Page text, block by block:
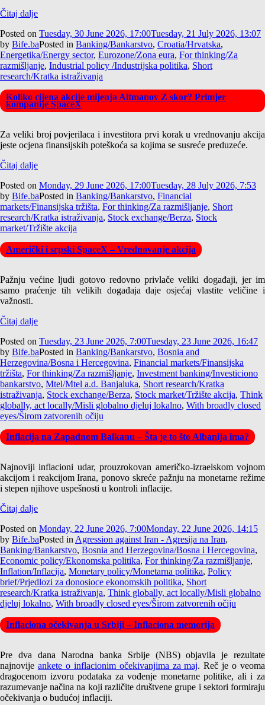
Čitaj dalje
Posted on Tuesday, 30 June 2026, 17:00Tuesday, 21 July 2026, 13:07
by Bife.baPosted in Banking/Bankarstvo, Croatia/Hrvatska,
Energetika/Energy sector, Eurozone/Zona eura, For thinking/Za
razmišljanje, Industrial policy /Industrijska politika, Short
research/Kratka istraživanja
Koliko cijena akcije mijenja Altmanov Z skor? Primjer
kompanije SpaceX
Za veliki broj povjerilaca i investitora prvi korak u vrednovanju akcija
jeste ocjena finansijskih poteškoća sa kojima se susreće preduzeće.
Čitaj dalje
Posted on Monday, 29 June 2026, 17:00Tuesday, 28 July 2026, 7:53
by Bife.baPosted in Banking/Bankarstvo, Financial
markets/Finansijska tržišta, For thinking/Za razmišljanje, Short
research/Kratka istraživanja, Stock exchange/Berza, Stock
market/Tržište akcija
Američki i srpski SpaceX – Vrednovanje akcija
Pažnju većine ljudi gotovo redovno privlače veliki događaji, jer im
samo praćenje tih velikih događaja daje osjećaj vlastite veličine i
važnosti.
Čitaj dalje
Posted on Tuesday, 23 June 2026, 7:00Tuesday, 23 June 2026, 16:47
by Bife.baPosted in Banking/Bankarstvo, Bosnia and
Herzegovina/Bosna i Hercegovina, Financial markets/Finansijska
tržišta, For thinking/Za razmišljanje, Investment banking/Investiciono
bankarstvo, Mtel/Mtel a.d. Banjaluka, Short research/Kratka
istraživanja, Stock exchange/Berza, Stock market/Tržište akcija, Think
globally, act locally/Misli globalno djeluj lokalno, With broadly closed
eyes/Širom zatvorenih očiju
Inflacija na Zapadnom Balkanu – Šta je to što Albanija ima?
Najnoviji inflacioni udar, prouzrokovan američko-izraelskom vojnom
akcijom i reakcijom Irana, ponovo skreće pažnju na monetarne režime
i stepen njihove uspešnosti u kontroli inflacije.
Čitaj dalje
Posted on Monday, 22 June 2026, 7:00Monday, 22 June 2026, 14:15
by Bife.baPosted in Agression against Iran - Agresija na Iran,
Banking/Bankarstvo, Bosnia and Herzegovina/Bosna i Hercegovina,
Economic policy/Ekonomska politika, For thinking/Za razmišljanje,
Inflation/Inflacija, Monetary policy/Monetarna politika, Policy
brief/Prjedlozi za donosioce ekonomskih politika, Short
research/Kratka istraživanja, Think globally, act locally/Misli globalno
djeluj lokalno, With broadly closed eyes/Širom zatvorenih očiju
Inflaciona očekivanja u Srbiji – Inflaciona memorija
Pre dva dana Narodna banka Srbije (NBS) objavila je rezultate
najnovije ankete o inflacionim očekivanjima za maj. Reč je o veoma
dragocenom izvoru podataka za vođenje monetarne politike, ali i za
razumevanje načina na koji različite društvene grupe i sektori formiraju
očekivanja o budućoj inflaciji.